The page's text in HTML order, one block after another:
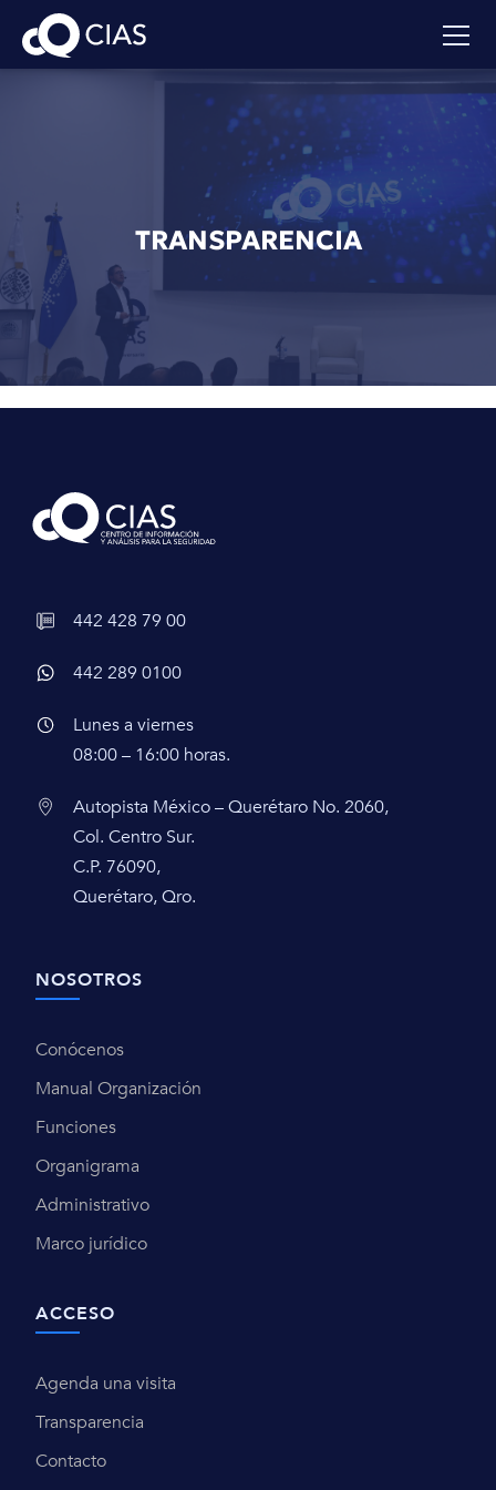
TRANSPARENCIA
442 428 79 00
442 289 0100
Lunes a viernes
08:00 – 16:00 horas.
Autopista México – Querétaro No. 2060,
Col. Centro Sur.
C.P. 76090,
Querétaro, Qro.
NOSOTROS
Conócenos
Manual Organización
Funciones
Organigrama
Administrativo
Marco jurídico
ACCESO
Agenda una visita
Transparencia
Contacto